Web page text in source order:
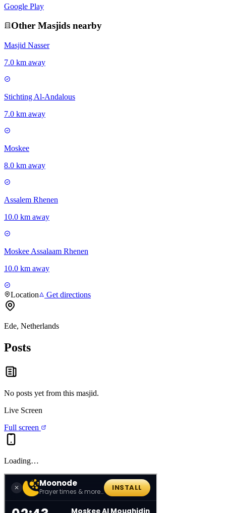
Google Play
Other Masjids nearby
Masjid Nasser
7.0 km away
Stichting Al-Andalous
7.0 km away
Moskee
8.0 km away
Assalem Rhenen
10.0 km away
Moskee Assalaam Rhenen
10.0 km away
Location Get directions
Ede, Netherlands
Posts
No posts yet from this masjid.
Live Screen
Full screen
Loading…